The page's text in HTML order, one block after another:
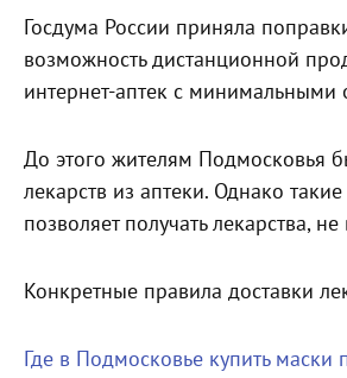
Госдума России приняла
возможность дистанционной
интернет-аптек с минимальными
До этого жителям Подмосковья
лекарств из аптеки. Однако
позволяет получать лекарства,
Конкретные правила доставки
Где в Подмосковье купить